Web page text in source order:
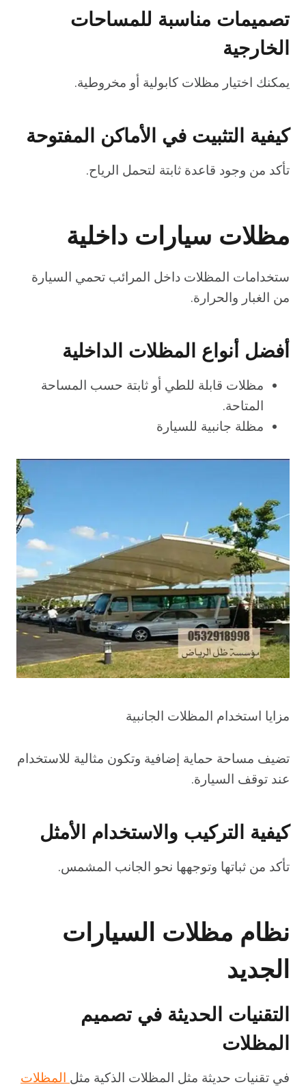
تصميمات مناسبة للمساحات
الخارجية
يمكنك اختيار مظلات كابولية أو مخروطية.
كيفية التثبيت في الأماكن المفتوحة
تأكد من وجود قاعدة ثابتة لتحمل الرياح.
مظلات سيارات داخلية
ستخدامات المظلات داخل المرائب تحمي السيارة
من الغبار والحرارة.
أفضل أنواع المظلات الداخلية
مظلات قابلة للطي أو ثابتة حسب المساحة
المتاحة.
مظلة جانبية للسيارة
مزايا استخدام المظلات الجانبية
تضيف مساحة حماية إضافية وتكون مثالية للاستخدام
عند توقف السيارة.
كيفية التركيب والاستخدام الأمثل
تأكد من ثباتها وتوجهها نحو الجانب المشمس.
نظام مظلات السيارات
الجديد
التقنيات الحديثة في تصميم
المظلات
في تقنيات حديثة مثل المظلات الذكية مثل المظلات